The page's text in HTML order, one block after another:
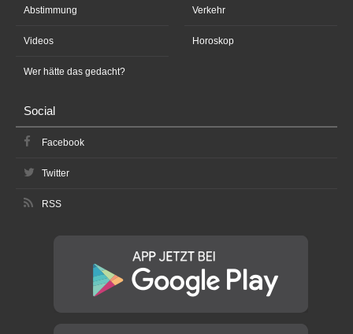
Abstimmung
Videos
Wer hätte das gedacht?
Verkehr
Horoskop
Social
Facebook
Twitter
RSS